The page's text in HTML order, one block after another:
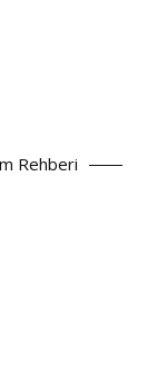
Rehberi